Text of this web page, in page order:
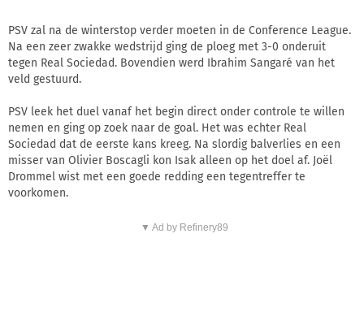
PSV zal na de winterstop verder moeten in de Conference League.
Na een zeer zwakke wedstrijd ging de ploeg met 3-0 onderuit
tegen Real Sociedad. Bovendien werd Ibrahim Sangaré van het
veld gestuurd.
PSV leek het duel vanaf het begin direct onder controle te willen
nemen en ging op zoek naar de goal. Het was echter Real
Sociedad dat de eerste kans kreeg. Na slordig balverlies en een
misser van Olivier Boscagli kon Isak alleen op het doel af. Joël
Drommel wist met een goede redding een tegentreffer te
voorkomen.
▼ Ad by Refinery89